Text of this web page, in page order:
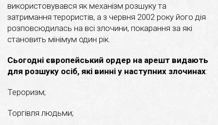
використовувався як механізм розшуку та
затримання терористів, а з червня 2002 року його дія
розповсюдилась на всі злочини, покарання за які
становить мінімум один рік.
Сьогодні європейський ордер на арешт видають
для розшуку осіб, які винні у наступних злочинах:
Тероризм;
Торгівля людьми;